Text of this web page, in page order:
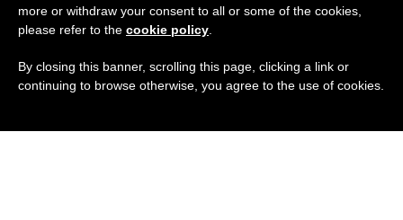
more or withdraw your consent to all or some of the cookies,
please refer to the cookie policy
By closing this banner, scrolling this page, clicking a link or
continuing to browse otherwise, you agree to the use of cookies.